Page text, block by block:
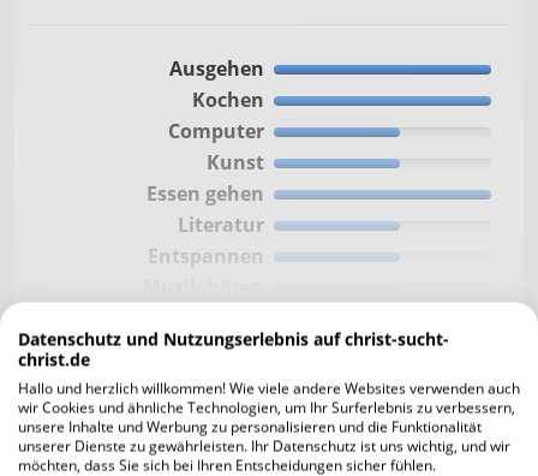
Ausgehen
Kochen
Computer
Kunst
Essen gehen
Literatur
Entspannen
Musik machen
Musikrichtung Jazz
Datenschutz und Nutzungserlebnis auf christ-sucht-
christ.de
Hallo und herzlich willkommen! Wie viele andere Websites verwenden auch
wir Cookies und ähnliche Technologien, um Ihr Surferlebnis zu verbessern,
unsere Inhalte und Werbung zu personalisieren und die Funktionalität
unserer Dienste zu gewährleisten. Ihr Datenschutz ist uns wichtig, und wir
möchten, dass Sie sich bei Ihren Entscheidungen sicher fühlen.